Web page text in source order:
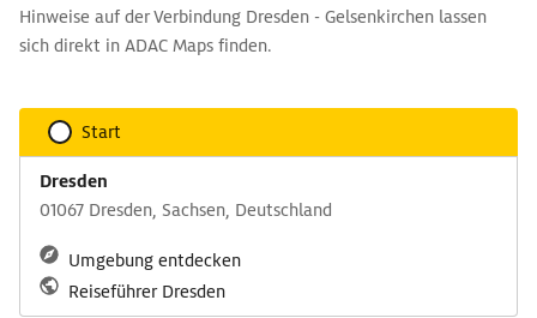
Hinweise auf der Verbindung Dresden - Gelsenkirchen lassen
sich direkt in ADAC Maps finden.
Start
Dresden
01067 Dresden, Sachsen, Deutschland
Umgebung entdecken
Reiseführer Dresden